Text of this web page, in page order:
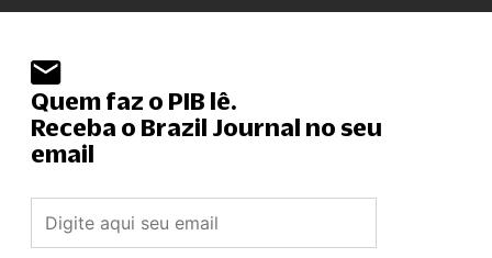
Quem faz o PIB lê.
Receba o Brazil Journal no seu
email